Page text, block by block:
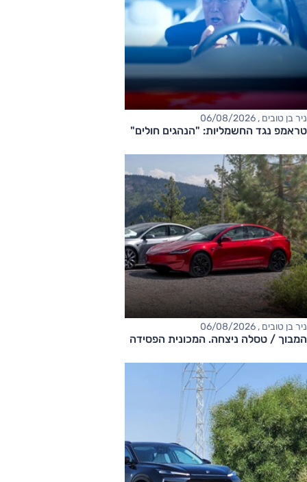
ניר בן טובים , 06/08/2026
טראמפ נגד החשמליות: "הנהגים חולים"
ניר בן טובים , 06/08/2026
המבוך / טסלה ניצחה. המכונית הפסידה